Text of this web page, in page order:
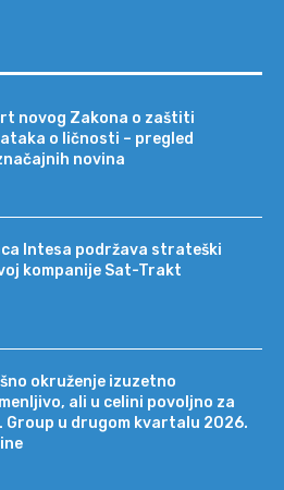
novog Zakona o zaštiti
o ličnosti – pregled
novina
Intesa podržava strateški
kompanije Sat-Trakt
okruženje izuzetno
ali u celini povoljno za
Group u drugom kvartalu 2026.